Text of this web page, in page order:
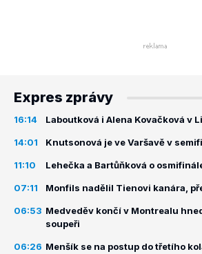
Expres zprávy
16:14 Laboutková i Alena Kovačková v
14:01 Knutsonová je ve Varšavě v
11:10 Lehečka a Bartůňková o
07:11 Monfils nadělil Tienovi kanára,
06:53 Medveděv končí v Montrealu
soupeři
06:26 Menšík se na postup do třetího